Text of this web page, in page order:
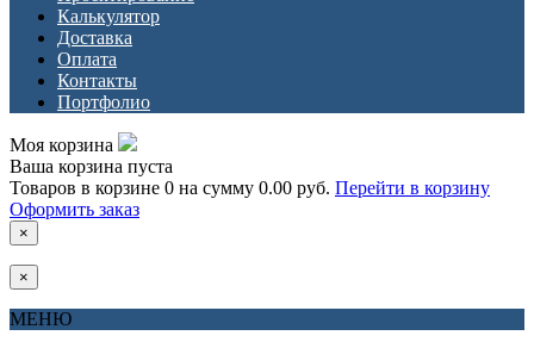
Калькулятор
Доставка
Оплата
Контакты
Портфолио
Моя корзина
Ваша корзина пуста
Товаров в корзине 0 на сумму 0.00 руб. Перейти в корзину
Оформить заказ
×
×
МЕНЮ